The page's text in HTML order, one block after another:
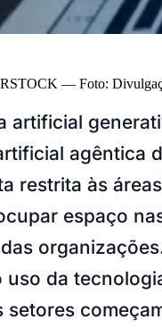
A
— Foto:
artificial
agêntica
restrita às
espaço
uso da
setores